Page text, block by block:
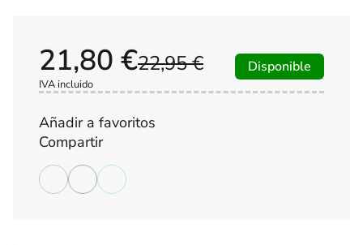
22,95 €
21,80 €
IVA incluido
Disponible
Añadir a favoritos
Compartir